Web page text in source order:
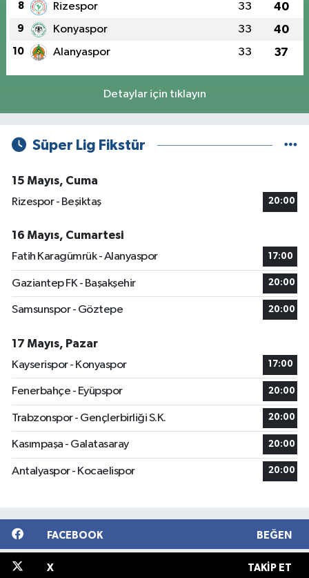
8 Rizespor 33 40
9 Konyaspor 33 40
10 Alanyaspor 33 37
Detaylar için tıklayın
Süper Lig Fikstür
15 Mayıs, Cuma
Rizespor - Beşiktaş
20:00
16 Mayıs, Cumartesi
Fatih Karagümrük - Alanyaspor
17:00
Gaziantep FK - Başakşehir 20:00
Samsunspor - Göztepe 20:00
17 Mayıs, Pazar
Kayserispor - Konyaspor
17:00
Fenerbahçe - Eyüpspor 20:00
Trabzonspor - Gençlerbirliği S.K. 20:00
Kasımpaşa - Galatasaray 20:00
Antalyaspor - Kocaelispor 20:00
FACEBOOK BEĞEN
X TAKIP ET